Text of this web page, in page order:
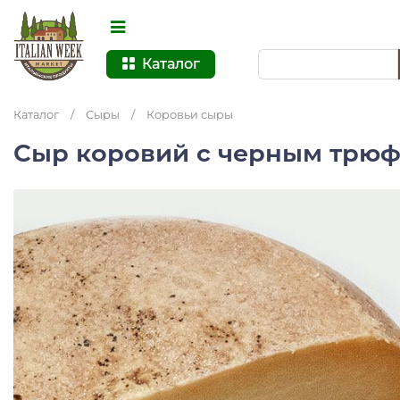
Каталог
Каталог / Сыры / Коровьи сыры
Сыр коровий с черным